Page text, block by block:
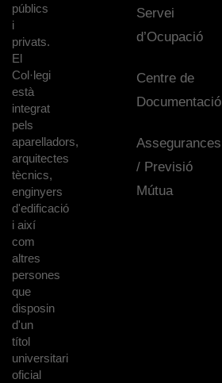
públics
i
privats.
El
Col·legi
està
integrat
pels
aparelladors,
arquitectes
tècnics,
enginyers
d'edificació
i així
com
altres
persones
que
disposin
d'un
títol
universitari
oficial
Servei
d’Ocupació
Centre de
Documentació
Assegurances
/ Previsió
Mútua